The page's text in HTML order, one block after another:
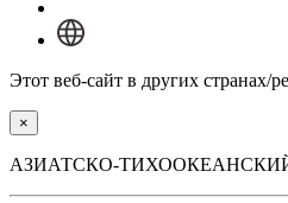
Этот веб-сайт в других странах/
×
АЗИАТСКО-